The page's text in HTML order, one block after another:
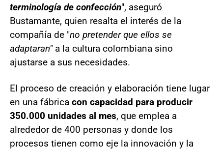
terminología de confección", aseguró
Bustamante, quien resalta el interés de la
compañía de "no pretender que ellos se
adaptaran"a la cultura colombiana sino
ajustarse a sus necesidades.
El proceso de creación y elaboración tiene lugar
en una fábrica con capacidad para producir
350.000 unidades al mes, que emplea a
alrededor de 400 personas y donde los
procesos tienen como eje la innovación y la